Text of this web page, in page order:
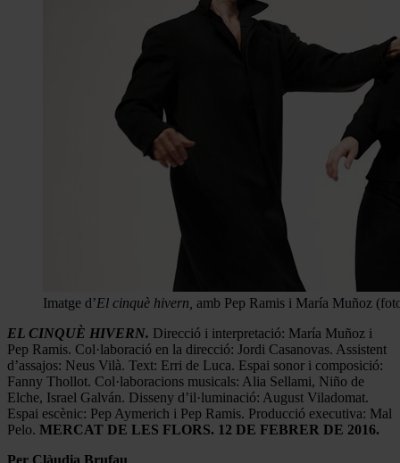
Imatge d’El cinquè hivern, amb Pep Ramis i María Muñoz
EL CINQUÈ HIVERN. Direcció i interpretació: María Muñoz i
Pep Ramis. Col·laboració en la direcció: Jordi Casanovas. Assistent
d’assajos: Neus Vilà. Text: Erri de Luca. Espai sonor i composició:
Fanny Thollot. Col·laboracions musicals: Alia Sellami, Niño de
Elche, Israel Galván. Disseny d’il·luminació: August Viladomat.
Espai escènic: Pep Aymerich i Pep Ramis. Producció executiva: Mal
Pelo. MERCAT DE LES FLORS. 12 DE FEBRER DE 2016.
Per Clàudia Brufau